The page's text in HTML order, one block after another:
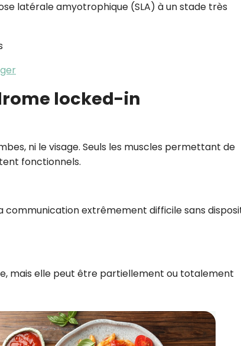
latérale amyotrophique (SLA) à un stade très
locked-in
ni le visage. Seuls les muscles permettant de
fonctionnels.
communication extrêmement difficile sans
mais elle peut être partiellement ou totalement